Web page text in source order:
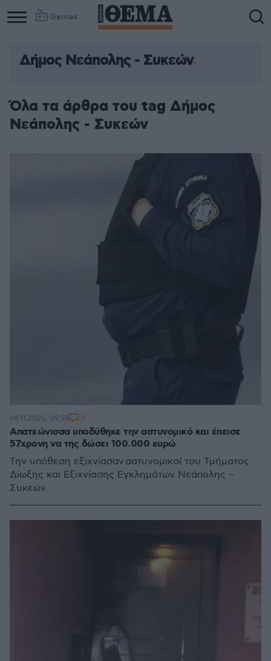
Games
Δήμος Νεάπολης - Συκεών
Όλα τα άρθρα του tag Δήμος
Νεάπολης - Συκεών
Απατεώνισσα υποδύθηκε την αστυνομικό και έπεισε
57χρονη να της δώσει 100.000 ευρώ
Την υπόθεση εξιχνίασαν αστυνομικοί του Τμήματος
Δίωξης και Εξιχνίασης Εγκλημάτων Νεάπολης –
Συκεών
06.11.2025, 09:55 5